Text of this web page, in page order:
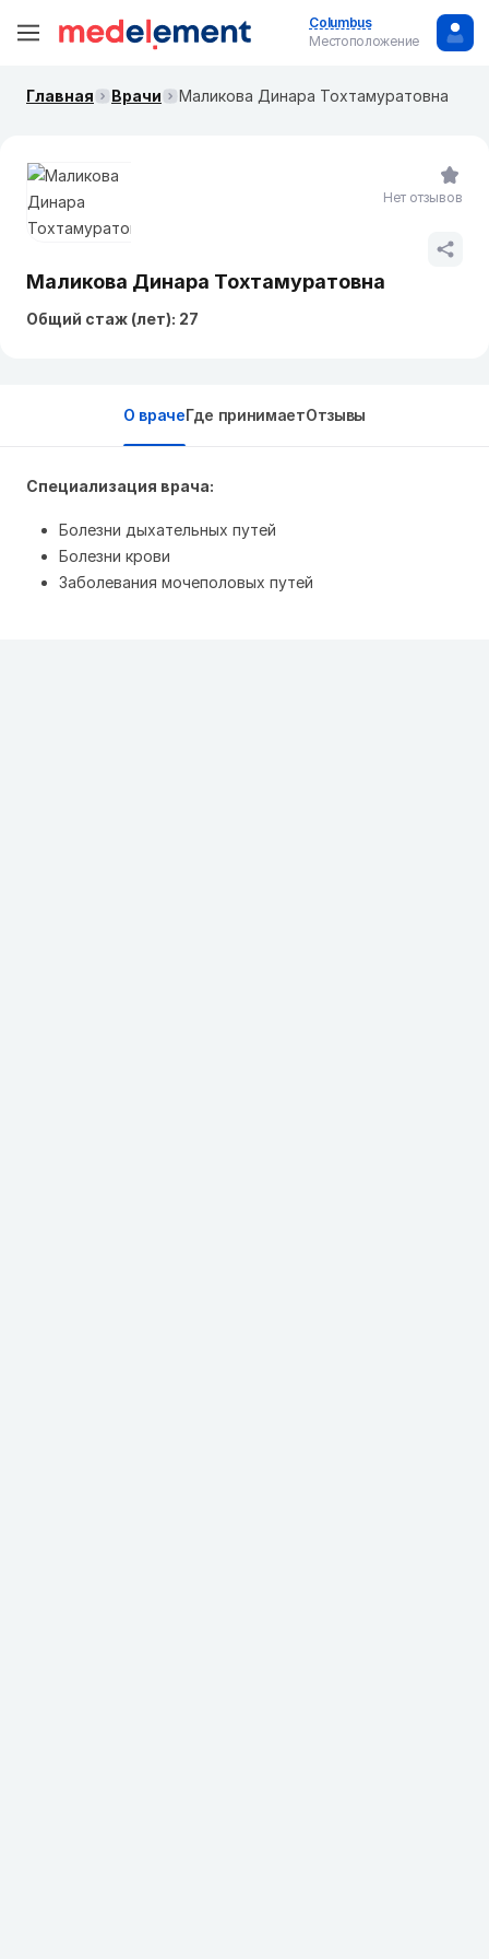
Columbus
Местоположение
Главная Врачи Маликова Динара Тохтамуратовна
Маликова Динара Тохтамуратовна
Общий стаж (лет): 27
Нет отзывов
О врачеГде принимаетОтзывы
Специализация врача:
Болезни дыхательных путей
Болезни крови
Заболевания мочеполовых путей